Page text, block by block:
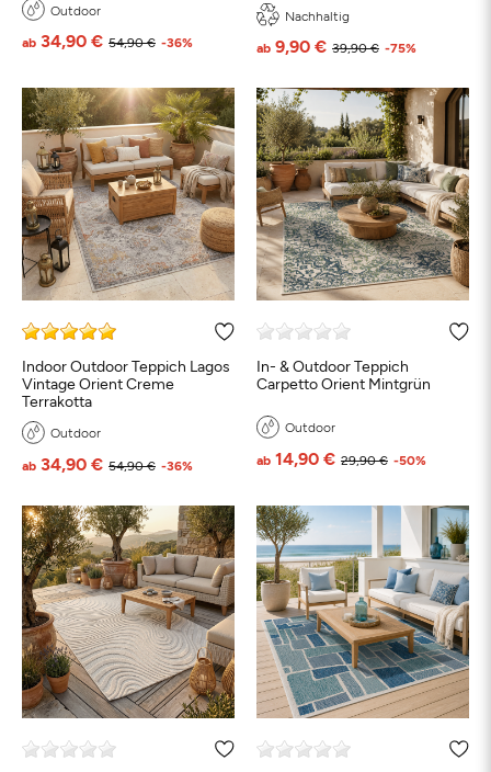
Outdoor
54,90 €
ab 34,90 € -36%
Nachhaltig
39,90 €
ab 9,90 € -75%
Indoor Outdoor Teppich Lagos
Vintage Orient Creme
Terrakotta
Outdoor
54,90 €
ab 34,90 € -36%
In- & Outdoor Teppich
Carpetto Orient Mintgrün
Outdoor
29,90 €
ab 14,90 € -50%